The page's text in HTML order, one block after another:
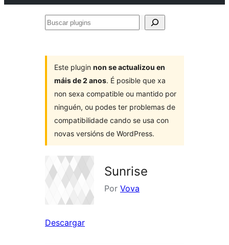
Buscar
Este plugin non se actualizou en
máis de 2 anos. É posible que xa
non sexa compatible ou mantido por
ninguén, ou podes ter problemas de
compatibilidade cando se usa con
novas versións de WordPress.
Sunrise
Por Vova
Descargar